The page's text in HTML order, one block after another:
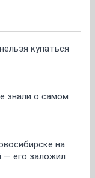
купаться
знали о самом
на
— его заложил